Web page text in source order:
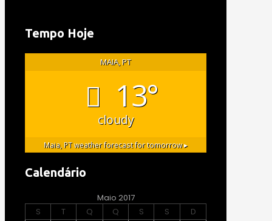
Tempo Hoje
MAIA, PT
13°
cloudy
Maia, PTweather forecast for tomorrow ▸
Calendário
Maio 2017
S
T Q Q S S
D